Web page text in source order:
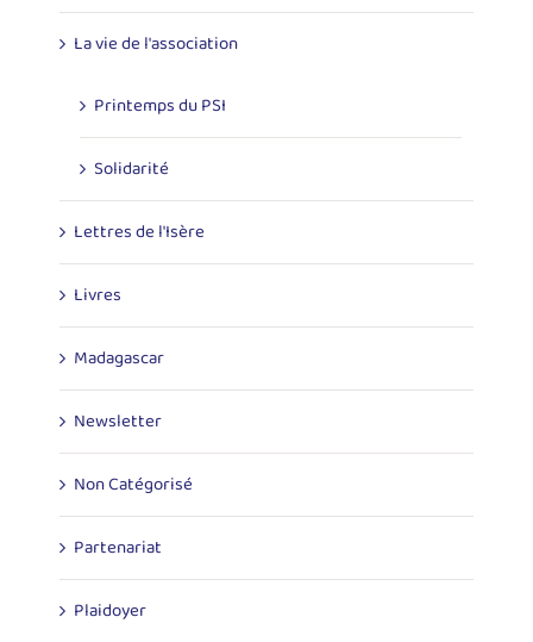
La vie de l'association
Printemps du PSI
Solidarité
Lettres de l'Isère
Livres
Madagascar
Newsletter
Non Catégorisé
Partenariat
Plaidoyer